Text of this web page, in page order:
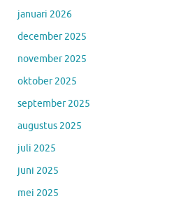
januari 2026
december 2025
november 2025
oktober 2025
september 2025
augustus 2025
juli 2025
juni 2025
mei 2025